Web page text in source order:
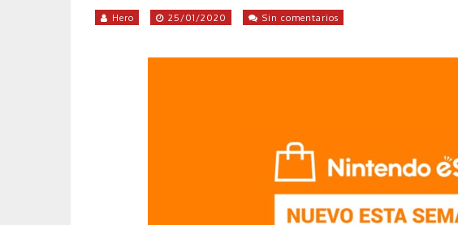
Hero 25/01/2020 Sin comentarios